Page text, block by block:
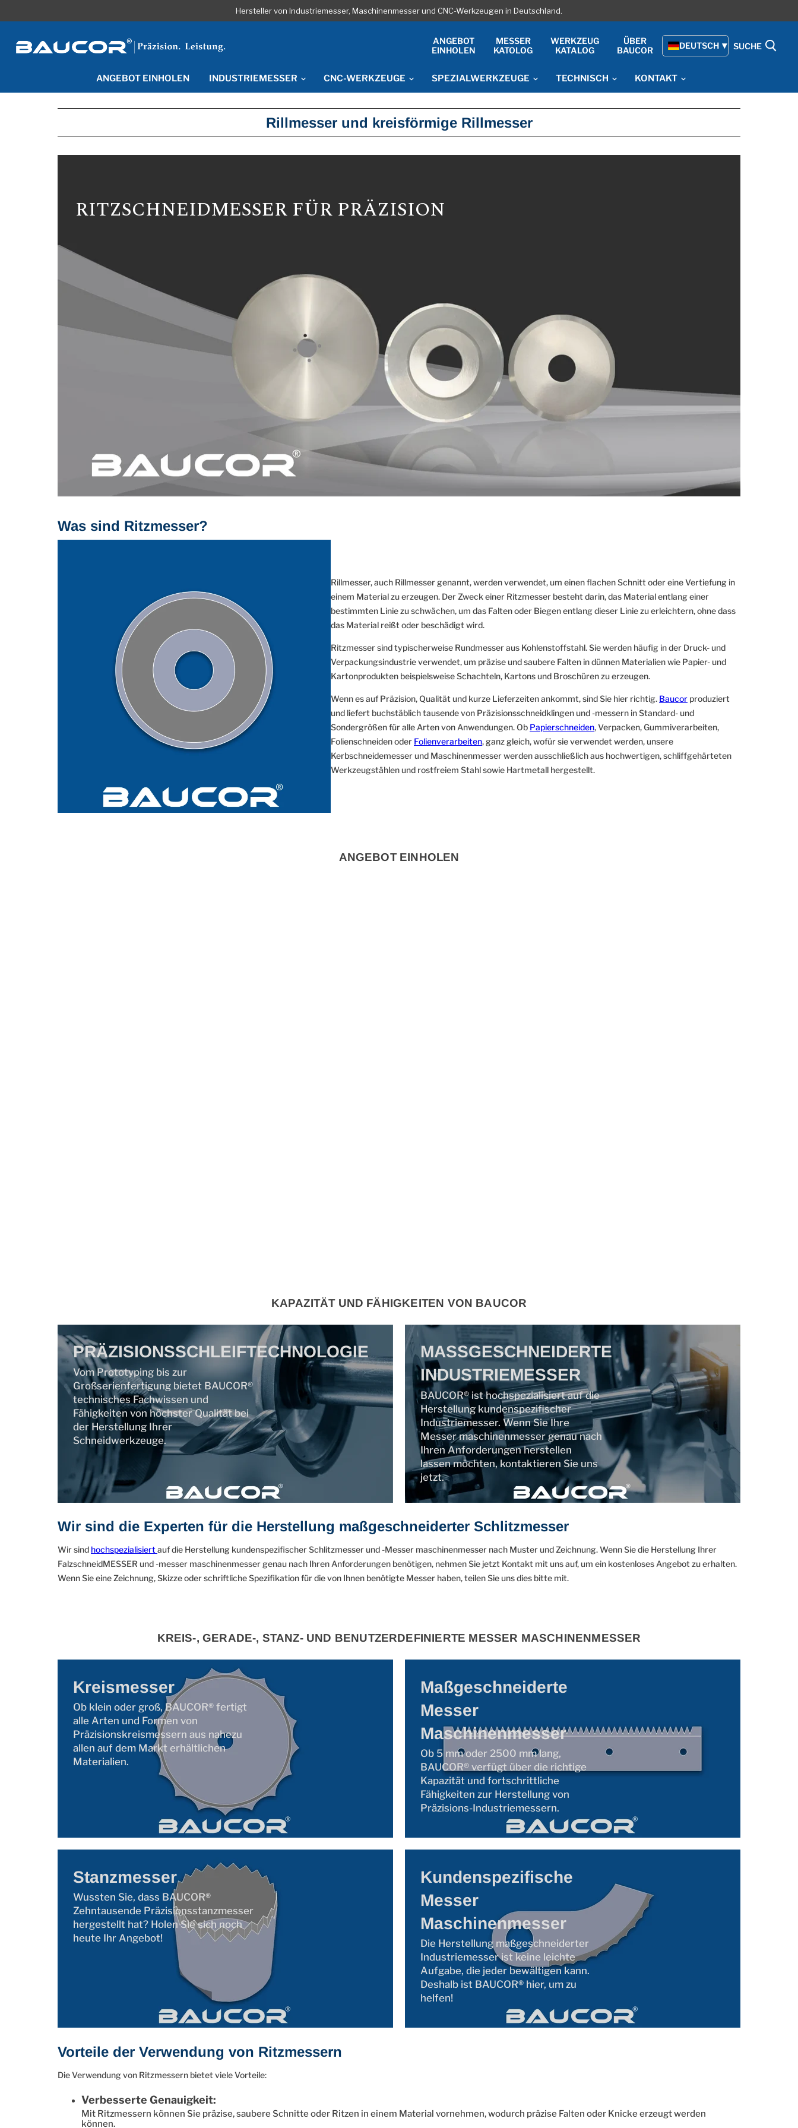
Hersteller von Industriemesser, Maschinenmesser und CNC-Werkzeugen in Deutschland.
ANGEBOT
EINHOLEN
MESSER
KATOLOG
WERKZEUG
KATALOG
ÜBER
BAUCOR
DEUTSCH SUCHE
ANGEBOT EINHOLEN INDUSTRIEMESSER CNC-WERKZEUGE SPEZIALWERKZEUGE TECHNISCH KONTAKT
Rillmesser und kreisförmige Rillmesser
RITZSCHNEIDMESSER FÜR PRÄZISION
Was sind Ritzmesser?
Rillmesser, auch Rillmesser genannt, werden verwendet, um einen flachen Schnitt oder eine Vertiefung in
einem Material zu erzeugen. Der Zweck einer Ritzmesser besteht darin, das Material entlang einer
bestimmten Linie zu schwächen, um das Falten oder Biegen entlang dieser Linie zu erleichtern, ohne dass
das Material reißt oder beschädigt wird.
Ritzmesser sind typischerweise Rundmesser aus Kohlenstoffstahl. Sie werden häufig in der Druck- und
Verpackungsindustrie verwendet, um präzise und saubere Falten in dünnen Materialien wie Papier- und
Kartonprodukten beispielsweise Schachteln, Kartons und Broschüren zu erzeugen.
Wenn es auf Präzision, Qualität und kurze Lieferzeiten ankommt, sind Sie hier richtig. Baucor produziert
und liefert buchstäblich tausende von Präzisionsschneidklingen und -messern in Standard- und
Sondergrößen für alle Arten von Anwendungen. Ob Papierschneiden, Verpacken, Gummiverarbeiten,
Folienschneiden oder Folienverarbeiten, ganz gleich, wofür sie verwendet werden, unsere
Kerbschneidemesser und Maschinenmesser werden ausschließlich aus hochwertigen, schliffgehärteten
Werkzeugstählen und rostfreiem Stahl sowie Hartmetall hergestellt.
ANGEBOT EINHOLEN
KAPAZITÄT UND FÄHIGKEITEN VON BAUCOR
PRÄZISIONSSCHLEIFTECHNOLOGIE
Vom Prototyping bis zur
Großserienfertigung bietet BAUCOR®
technisches Fachwissen und
Fähigkeiten von höchster Qualität bei
der Herstellung Ihrer
Schneidwerkzeuge.
MASSGESCHNEIDERTE
INDUSTRIEMESSER
BAUCOR® ist hochspezialisiert auf die
Herstellung kundenspezifischer
Industriemesser. Wenn Sie Ihre
Messer maschinenmesser genau nach
Ihren Anforderungen herstellen
lassen möchten, kontaktieren Sie uns
jetzt.
Wir sind die Experten für die Herstellung maßgeschneiderter Schlitzmesser
Wir sind hochspezialisiertauf die Herstellung kundenspezifischer Schlitzmesser und -Messer maschinenmesser nach Muster und Zeichnung. Wenn Sie die Herstellung Ihrer
FalzschneidMESSER und -messer maschinenmesser genau nach Ihren Anforderungen benötigen, nehmen Sie jetzt Kontakt mit uns auf, um ein kostenloses Angebot zu erhalten.
Wenn Sie eine Zeichnung, Skizze oder schriftliche Spezifikation für die von Ihnen benötigte Messer haben, teilen Sie uns dies bitte mit.
KREIS-, GERADE-, STANZ- UND BENUTZERDEFINIERTE MESSER MASCHINENMESSER
Kreismesser
Ob klein oder groß, BAUCOR® fertigt
alle Arten und Formen von
Präzisionskreismessern aus nahezu
allen auf dem Markt erhältlichen
Materialien.
Maßgeschneiderte
Messer
Maschinenmesser
Ob 5 mm oder 2500 mm lang,
BAUCOR® verfügt über die richtige
Kapazität und fortschrittliche
Fähigkeiten zur Herstellung von
Präzisions-Industriemessern.
Stanzmesser
Wussten Sie, dass BAUCOR®
Zehntausende Präzisionsstanzmesser
hergestellt hat? Holen Sie sich noch
heute Ihr Angebot!
Kundenspezifische
Messer
Maschinenmesser
Die Herstellung maßgeschneiderter
Industriemesser ist keine leichte
Aufgabe, die jeder bewältigen kann.
Deshalb ist BAUCOR® hier, um zu
helfen!
Vorteile der Verwendung von Ritzmessern
Die Verwendung von Ritzmessern bietet viele Vorteile:
Verbesserte Genauigkeit:
Mit Ritzmessern können Sie präzise, saubere Schnitte oder Ritzen in einem Material vornehmen, wodurch präzise Falten oder Knicke erzeugt werden
können.